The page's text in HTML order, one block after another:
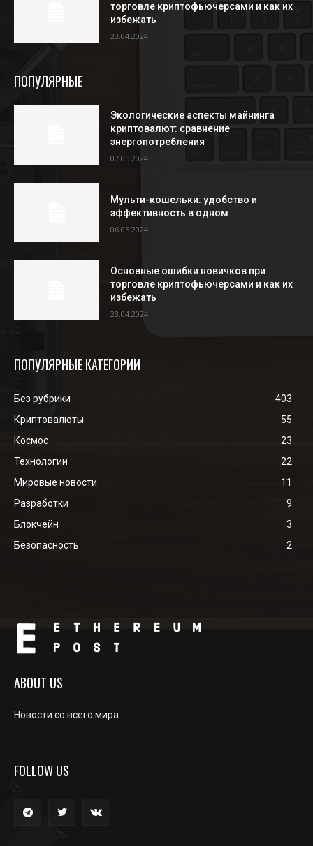
торговле криптофьючерсами и как их
избежать
23.04.2024
ПОПУЛЯРНЫЕ
Экологические аспекты майнинга
криптовалют: сравнение
энергопотребления
07.05.2024
Мульти-кошельки: удобство и
эффективность в одном
06.05.2024
Основные ошибки новичков при
торговле криптофьючерсами и как их
избежать
23.04.2024
ПОПУЛЯРНЫЕ КАТЕГОРИИ
Без рубрики
403
Криптовалюты
55
Космос
23
Технологии
22
Мировые новости
11
Разработки
9
Блокчейн
3
Безопасность
2
ABOUT US
Новости со всего мира.
FOLLOW US